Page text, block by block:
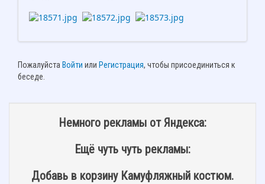
Пожалуйста Войти или Регистрация, чтобы присоединиться к
беседе.
Немного рекламы от Яндекса:
Ещё чуть чуть рекламы:
Добавь в корзину Камуфляжный костюм.